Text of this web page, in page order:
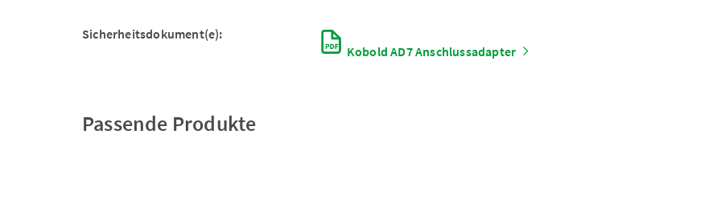
Sicherheitsdokument(e):
Kobold AD7 Anschlussadapter
Passende Produkte